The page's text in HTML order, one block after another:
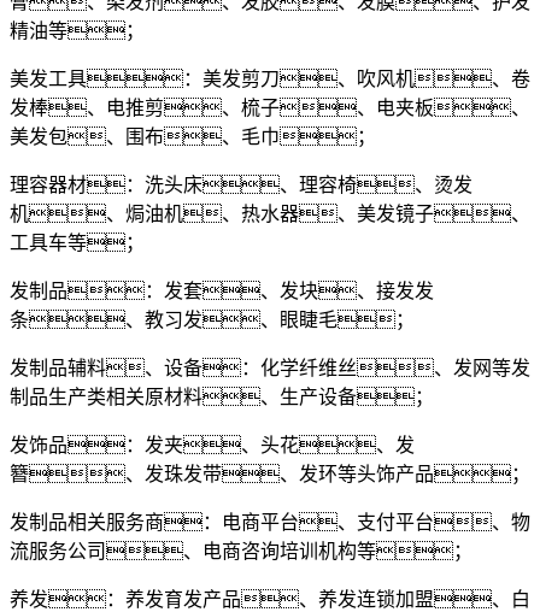
精油等；
美发工具：美发剪刀、吹风机、卷
发棒、电推剪、梳子、电夹板、
美发包、围布、毛巾；
理容器材：洗头床、理容椅、烫发
机、焗油机、热水器、美发镜子、
工具车等；
发制品：发套、发块、接发发
条、教习发、眼睫毛；
发制品辅料、设备：化学纤维丝、发网等发
制品生产类相关原材料、生产设备；
发饰品：发夹、头花、发
簪、发珠发带、发环等头饰产品；
发制品相关服务商：电商平台、支付平台、物
流服务公司、电商咨询培训机构等；
养发：养发育发产品、养发连锁加盟、白